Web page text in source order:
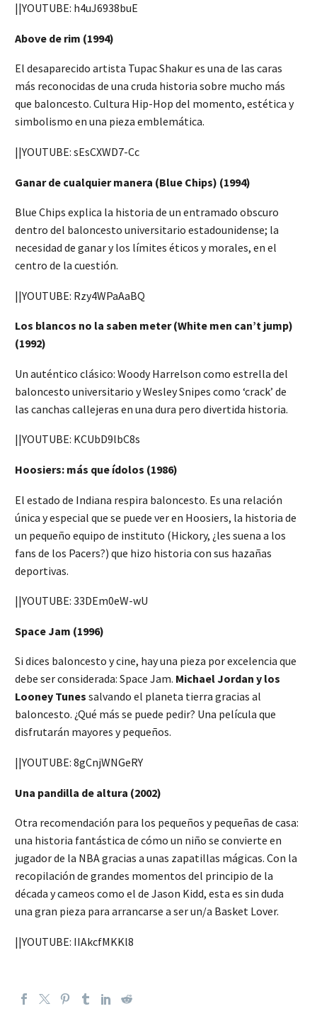
||YOUTUBE: h4uJ6938buE
Above de rim (1994)
El desaparecido artista Tupac Shakur es una de las caras
más reconocidas de una cruda historia sobre mucho más
que baloncesto. Cultura Hip-Hop del momento, estética y
simbolismo en una pieza emblemática.
||YOUTUBE: sEsCXWD7-Cc
Ganar de cualquier manera (Blue Chips) (1994)
Blue Chips explica la historia de un entramado obscuro
dentro del baloncesto universitario estadounidense; la
necesidad de ganar y los límites éticos y morales, en el
centro de la cuestión.
||YOUTUBE: Rzy4WPaAaBQ
Los blancos no la saben meter (White men can’t jump)
(1992)
Un auténtico clásico: Woody Harrelson como estrella del
baloncesto universitario y Wesley Snipes como ‘crack’ de
las canchas callejeras en una dura pero divertida historia.
||YOUTUBE: KCUbD9lbC8s
Hoosiers: más que ídolos (1986)
El estado de Indiana respira baloncesto. Es una relación
única y especial que se puede ver en Hoosiers, la historia de
un pequeño equipo de instituto (Hickory, ¿les suena a los
fans de los Pacers?) que hizo historia con sus hazañas
deportivas.
||YOUTUBE: 33DEm0eW-wU
Space Jam (1996)
Si dices baloncesto y cine, hay una pieza por excelencia que
debe ser considerada: Space Jam. Michael Jordan y los
Looney Tunes salvando el planeta tierra gracias al
baloncesto. ¿Qué más se puede pedir? Una película que
disfrutarán mayores y pequeños.
||YOUTUBE: 8gCnjWNGeRY
Una pandilla de altura (2002)
Otra recomendación para los pequeños y pequeñas de casa:
una historia fantástica de cómo un niño se convierte en
jugador de la NBA gracias a unas zapatillas mágicas. Con la
recopilación de grandes momentos del principio de la
década y cameos como el de Jason Kidd, esta es sin duda
una gran pieza para arrancarse a ser un/a Basket Lover.
||YOUTUBE: IIAkcfMKKl8